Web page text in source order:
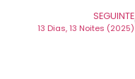
SEGUINTE
13 Dias, 13 Noites (2025)